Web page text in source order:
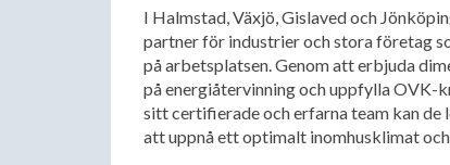
I Halmstad, Växjö, Gislaved och
partner för industrier och stora företag
på arbetsplatsen. Genom att erbjuda
på energiåtervinning och uppfylla OVK-
sitt certifierade och erfarna team kan
att uppnå ett optimalt inomhusklimat